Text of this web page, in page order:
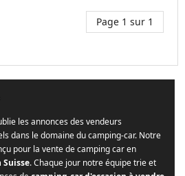
Page 1 sur 1
les annonces des vendeurs
dans le domaine du camping-car. Notre
pour la vente de camping car en
Suisse. Chaque jour notre équipe trie et